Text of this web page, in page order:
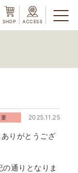
SHOP ACCESS
2025.11.25
りがとうござ
通りとなりま